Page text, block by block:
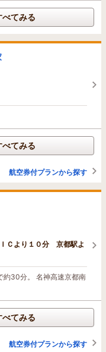
てみる
てみる
航空券付プランから探す
Ｃより１０分 京都駅よ
30分。 名神高速京都南
てみる
航空券付プランから探す